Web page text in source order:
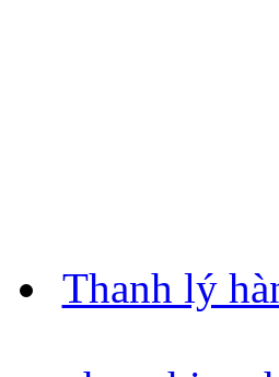
Thanh lý